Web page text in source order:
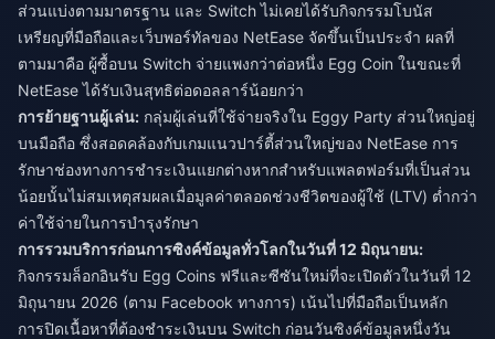
ส่วนแบ่งตามมาตรฐาน และ Switch ไม่เคยได้รับกิจกรรมโบนัส
เหรียญที่มือถือและเว็บพอร์ทัลของ NetEase จัดขึ้นเป็นประจำ ผลที่
ตามมาคือ ผู้ซื้อบน Switch จ่ายแพงกว่าต่อหนึ่ง Egg Coin ในขณะที่
NetEase ได้รับเงินสุทธิต่อดอลลาร์น้อยกว่า
การย้ายฐานผู้เล่น: กลุ่มผู้เล่นที่ใช้จ่ายจริงใน Eggy Party ส่วนใหญ่อยู่
บนมือถือ ซึ่งสอดคล้องกับเกมแนวปาร์ตี้ส่วนใหญ่ของ NetEase การ
รักษาช่องทางการชำระเงินแยกต่างหากสำหรับแพลตฟอร์มที่เป็นส่วน
น้อยนั้นไม่สมเหตุสมผลเมื่อมูลค่าตลอดช่วงชีวิตของผู้ใช้ (LTV) ต่ำกว่า
ค่าใช้จ่ายในการบำรุงรักษา
การรวมบริการก่อนการซิงค์ข้อมูลทั่วโลกในวันที่ 12 มิถุนายน:
กิจกรรมล็อกอินรับ Egg Coins ฟรีและซีซันใหม่ที่จะเปิดตัวในวันที่ 12
มิถุนายน 2026 (ตาม Facebook ทางการ) เน้นไปที่มือถือเป็นหลัก
การปิดเนื้อหาที่ต้องชำระเงินบน Switch ก่อนวันซิงค์ข้อมูลหนึ่งวัน